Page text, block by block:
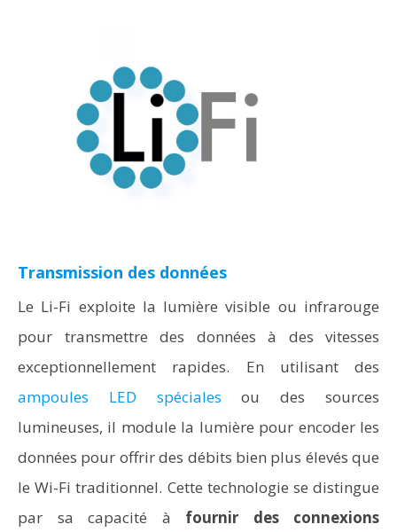
Transmission des données
Le Li-Fi exploite la lumière visible ou infrarouge
pour transmettre des données à des vitesses
exceptionnellement rapides. En utilisant des
ampoules LED spéciales ou des sources
lumineuses, il module la lumière pour encoder les
données pour offrir des débits bien plus élevés que
le Wi-Fi traditionnel. Cette technologie se distingue
par sa capacité à fournir des connexions